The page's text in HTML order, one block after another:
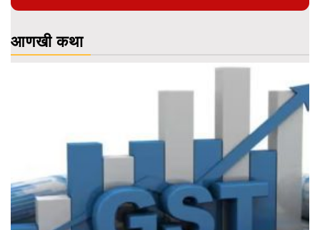
आणखी कथा